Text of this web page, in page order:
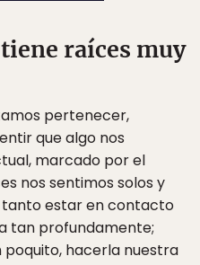
raíces muy
pertenecer,
que algo nos
marcado por el
nos sentimos solos y
tanto estar en contacto
tan profundamente;
hacerla nuestra